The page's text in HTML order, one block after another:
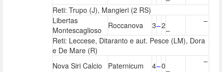
Reti: Trupo (J), Mangieri (2 RS)
Libertas
Montescaglioso
Roccanova 3–2–
–
Reti: Leccese, Ditaranto e aut. Pesce (LM), Dora
e De Mare (R)
Nova Siri Calcio
Paternicum 4–0 –